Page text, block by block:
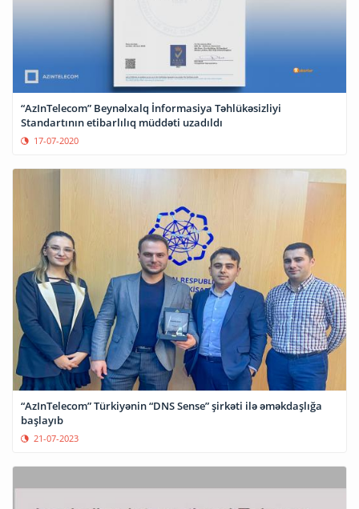
“AzInTelecom” Beynəlxalq İnformasiya Təhlükəsizliyi
Standartının etibarlılıq müddəti uzadıldı
17-07-2020
“AzInTelecom” Türkiyənin “DNS Sense” şirkəti ilə əməkdaşlığa
başlayıb
21-07-2023